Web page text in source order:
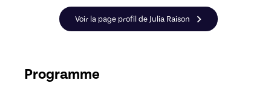
Voir la page profil de Julia Raison
Programme